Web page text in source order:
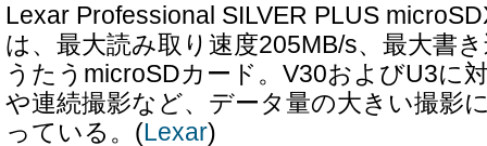
Lexar Professional SILVER PLUS
は、最大読み取り速度205MB/s、最大書
うたうmicroSDカード。V30およびU3に
や連続撮影など、データ量の大きい撮影
っている。(Lexar)